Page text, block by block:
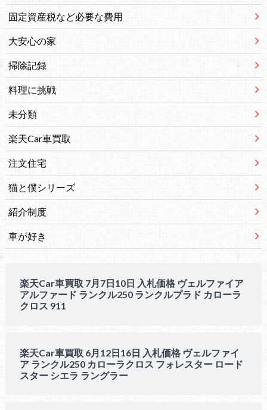
固定資産税など必要な費用
大安心の家
掃除記録
料理に挑戦
未分類
楽天Car車買取
注文住宅
猫と僕シリーズ
紹介制度
車が好き
楽天Car車買取 7月7日10日 入札価格 ヴェルファイア
アルファード ランクル250 ランクルプラド カローラ
クロス 911
楽天Car車買取 6月12日16日 入札価格 ヴェルファイ
ア ランクル250 カローラクロス フォレスター ロード
スター シエラ ラングラー